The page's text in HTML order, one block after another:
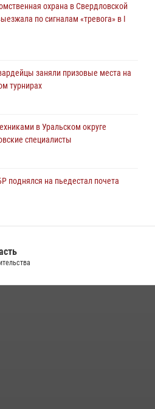
граждан на южном
в эфире телекомпании
охрана в Свердловской
по сигналам «тревога» в I
заняли призовые места на
турнирах
в Уральском округе
специалисты
поднялся на пьедестал почета
2026»